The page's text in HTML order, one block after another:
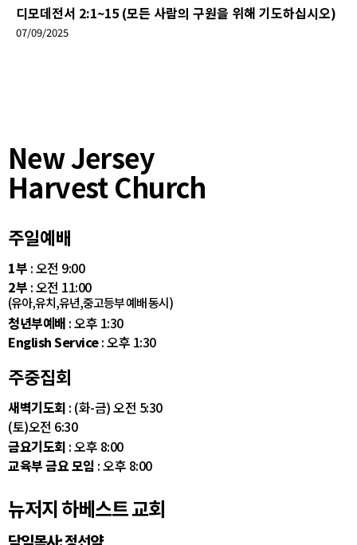
디모데전서 2:1~15 (모든 사람의 구원을 위해 기도하십시오)
07/09/2025
New Jersey
Harvest Church
주일예배
1부 : 오전 9:00
2부 : 오전 11:00
(유아,유치,유년,중고등부 예배 동시)
청년부예배 : 오후 1:30
English Service: 오후 1:30
주중집회
새벽기도회 : (화-금) 오전 5:30
(토)오전 6:30
금요기도회 : 오후 8:00
교육부 금요 모임 : 오후 8:00
뉴저지 하베스트 교회